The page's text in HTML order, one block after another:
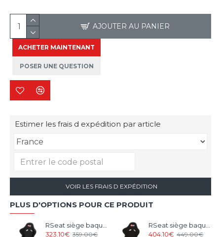
AJOUTER AU PANIER
ACHETER MAINTENANT
POSER UNE QUESTION
Estimer les frais d expédition par article
VOIR LES FRAIS D EXPÉDITION
PLUS D'OPTIONS POUR CE PRODUIT
323.10€ 359.00€
404.10€ 449.00€